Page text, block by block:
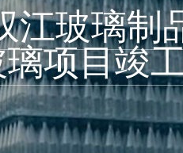
江玻璃制
项目竣